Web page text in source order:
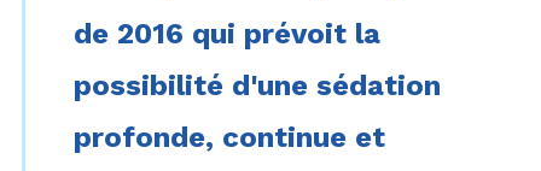
de 2016 qui prévoit la
possibilité d'une sédation
profonde, continue et